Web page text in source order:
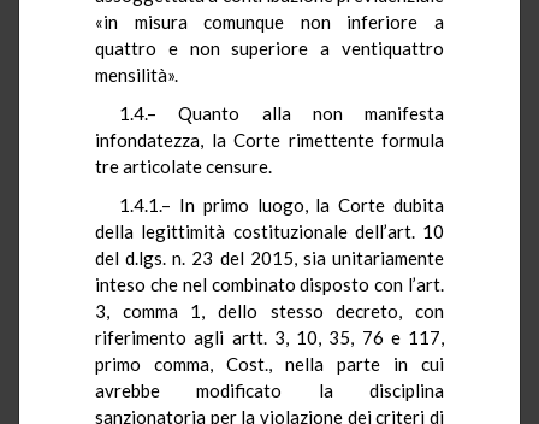
«in misura comunque non inferiore a
quattro e non superiore a ventiquattro
mensilità».
1.4.– Quanto alla non manifesta
infondatezza, la Corte rimettente formula
tre articolate censure.
1.4.1.– In primo luogo, la Corte dubita
della legittimità costituzionale dell’art. 10
del d.lgs. n. 23 del 2015, sia unitariamente
inteso che nel combinato disposto con l’art.
3, comma 1, dello stesso decreto, con
riferimento agli artt. 3, 10, 35, 76 e 117,
primo comma, Cost., nella parte in cui
avrebbe modificato la disciplina
sanzionatoria per la violazione dei criteri di